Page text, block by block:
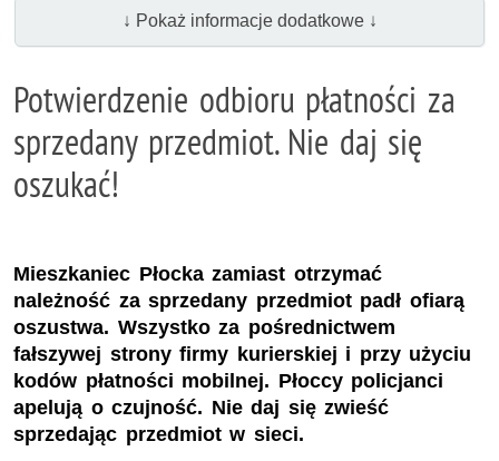
↓ Pokaż informacje dodatkowe ↓
Potwierdzenie odbioru płatności za
sprzedany przedmiot. Nie daj się
oszukać!
Mieszkaniec Płocka zamiast otrzymać
należność za sprzedany przedmiot padł ofiarą
oszustwa. Wszystko za pośrednictwem
fałszywej strony firmy kurierskiej i przy użyciu
kodów płatności mobilnej. Płoccy policjanci
apelują o czujność. Nie daj się zwieść
sprzedając przedmiot w sieci.